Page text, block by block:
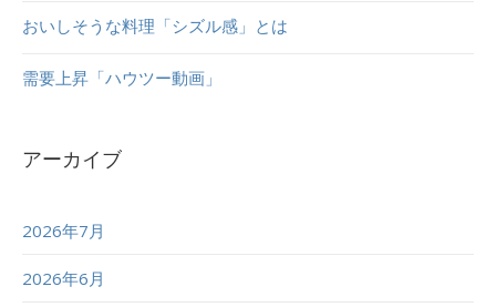
おいしそうな料理「シズル感」とは
需要上昇「ハウツー動画」
アーカイブ
2026年7月
2026年6月